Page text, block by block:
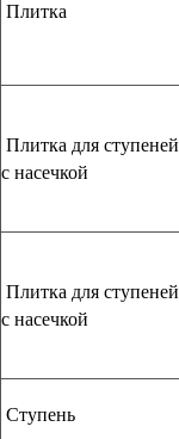
Плитка
Плитка для ступеней
с насечкой
Плитка для ступеней
с насечкой
Ступень